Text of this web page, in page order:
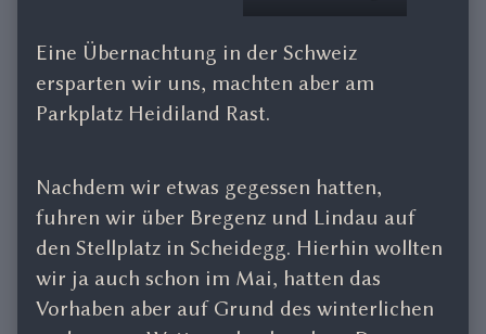
Eine Übernachtung in der Schweiz
ersparten wir uns, machten aber am
Parkplatz Heidiland Rast.
Nachdem wir etwas gegessen hatten,
fuhren wir über Bregenz und Lindau auf
den Stellplatz in Scheidegg. Hierhin wollten
wir ja auch schon im Mai, hatten das
Vorhaben aber auf Grund des winterlichen